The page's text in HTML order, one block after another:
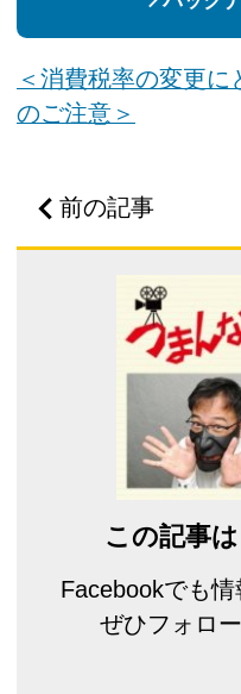
＜消費税率の変更
のご注意＞
前の記事
この記事
Facebookでも情
ぜひフォロ